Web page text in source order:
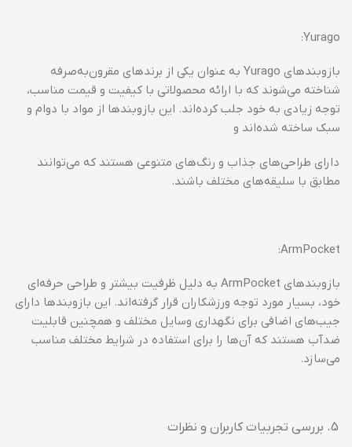
Yurago:
بازوبندهای Yurago به عنوان یکی از برندهای مقرون‌به‌صرفه
شناخته می‌شوند که با ارائه محصولاتی با کیفیت و قیمت مناسب،
توجه زیادی به خود جلب کرده‌اند. این بازوبندها از مواد با دوام و
سبک ساخته شده‌اند و
دارای طراحی‌های جذاب و رنگ‌های متنوعی هستند که می‌توانند
مطابق با سلیقه‌های مختلف باشند.
ArmPocket:
بازوبندهای ArmPocket به دلیل ظرفیت بیشتر و طراحی حرفه‌ای
خود، بسیار مورد توجه ورزشکاران قرار گرفته‌اند. این بازوبندها دارای
جیب‌های اضافی برای نگهداری وسایل مختلف و همچنین قابلیت
ضدآب هستند که آن‌ها را برای استفاده در شرایط مختلف مناسب
می‌سازد.
بررسی تجربیات کاربران و نظرات